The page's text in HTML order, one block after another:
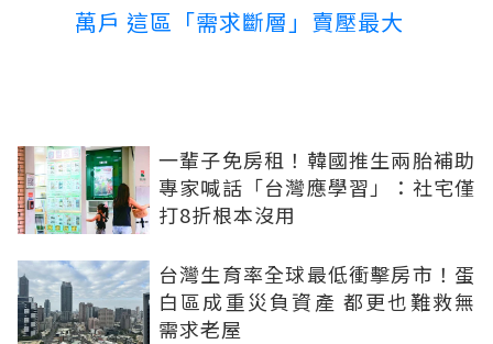
萬戶 這區「需求斷層」賣壓最大
一輩子免房租！韓國推生兩胎補助
專家喊話「台灣應學習」：社宅僅
打8折根本沒用
台灣生育率全球最低衝擊房市！蛋
白區成重災負資產 都更也難救無
需求老屋